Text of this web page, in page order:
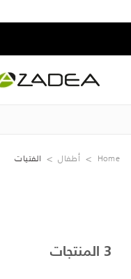
Home ‏أطفال الفتيات
3 المنتجات